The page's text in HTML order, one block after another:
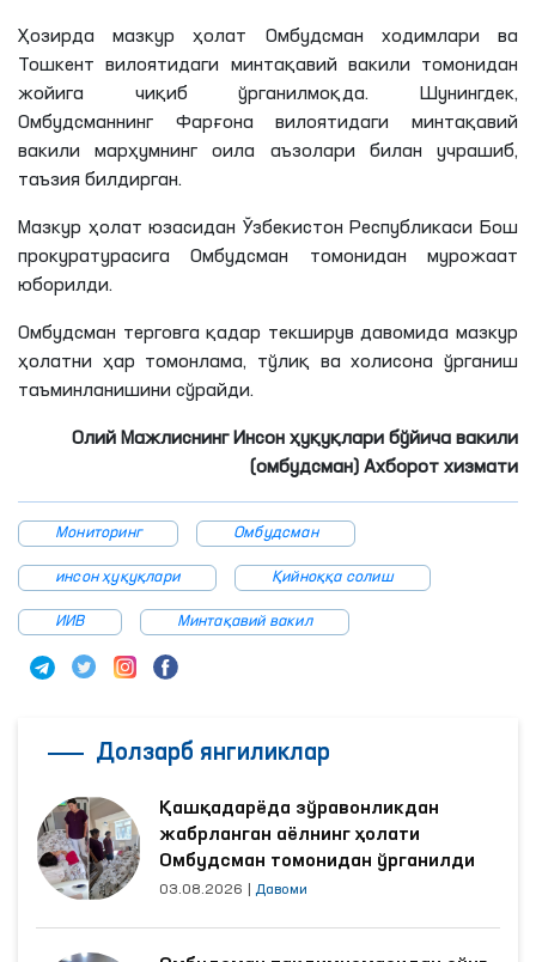
Ҳозирда мазкур ҳолат Омбудсман ходимлари ва
Тошкент вилоятидаги минтақавий вакили томонидан
жойига чиқиб ўрганилмоқда. Шунингдек,
Омбудсманнинг Фарғона вилоятидаги минтақавий
вакили марҳумнинг оила аъзолари билан учрашиб,
таъзия билдирган.
Мазкур ҳолат юзасидан Ўзбекистон Республикаси Бош
прокуратурасига Омбудсман томонидан мурожаат
юборилди.
Омбудсман терговга қадар текширув давомида мазкур
ҳолатни ҳар томонлама, тўлиқ ва холисона ўрганиш
таъминланишини сўрайди.
Олий Мажлиснинг Инсон ҳуқуқлари бўйича вакили
(омбудсман) Ахборот хизмати
Мониторинг Омбудсман
инсон ҳуқуқлари Қийноққа солиш
ИИВ Минтақавий вакил
Долзарб янгиликлар
Қашқадарёда зўравонликдан
жабрланган аёлнинг ҳолати
Омбудсман томонидан ўрганилди
03.08.2026 Давоми